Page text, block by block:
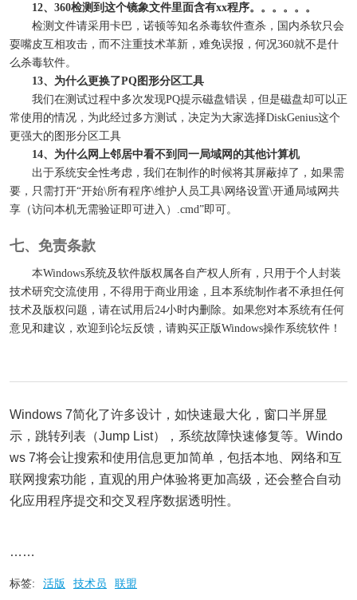
12、360检测到这个镜象文件里面含有xx程序。。。。。。
检测文件请采用卡巴，诺顿等知名杀毒软件查杀，国内杀软只会
耍嘴皮互相攻击，而不注重技术革新，难免误报，何况360就不是什
么杀毒软件。
13、为什么更换了PQ图形分区工具
我们在测试过程中多次发现PQ提示磁盘错误，但是磁盘却可以正
常使用的情况，为此经过多方测试，决定为大家选择DiskGenius这个
更强大的图形分区工具
14、为什么网上邻居中看不到同一局域网的其他计算机
出于系统安全性考虑，我们在制作的时候将其屏蔽掉了，如果需
要，只需打开“开始\所有程序\维护人员工具\网络设置\开通局域网共
享（访问本机无需验证即可进入）.cmd”即可。
七、免责条款
本Windows系统及软件版权属各自产权人所有，只用于个人封装
技术研究交流使用，不得用于商业用途，且本系统制作者不承担任何
技术及版权问题，请在试用后24小时内删除。如果您对本系统有任何
意见和建议，欢迎到论坛反馈，请购买正版Windows操作系统软件！
Windows 7简化了许多设计，如快速最大化，窗口半屏显
示，跳转列表（Jump List），系统故障快速修复等。Windo
ws 7将会让搜索和使用信息更加简单，包括本地、网络和互
联网搜索功能，直观的用户体验将更加高级，还会整合自动
化应用程序提交和交叉程序数据透明性。
……
标签: 活版 技术员 联盟